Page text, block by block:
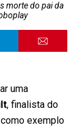
morte do pai da
uma
, finalista do
exemplo